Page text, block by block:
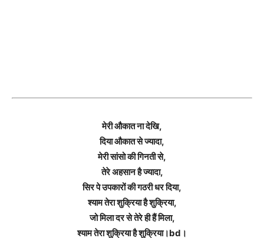
मेरी औकात ना देखि,
दिया औकात से ज्यादा,
मेरी सांसो की गिनती से,
तेरे अहसान है ज्यादा,
सिर पे उपकारों की गठरी धर दिया,
श्याम तेरा शुक्रिया है शुक्रिया,
जो मिला दर से तेरे ही हैं मिला,
श्याम तेरा शुक्रिया है शुक्रिया।bd।